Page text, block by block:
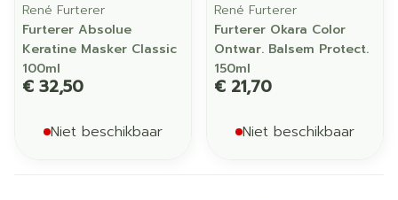
René Furterer
Furterer Absolue
Keratine Masker Classic
100ml
€ 32,50
Niet beschikbaar
René Furterer
Furterer Okara Color
Ontwar. Balsem Protect.
150ml
€ 21,70
Niet beschikbaar